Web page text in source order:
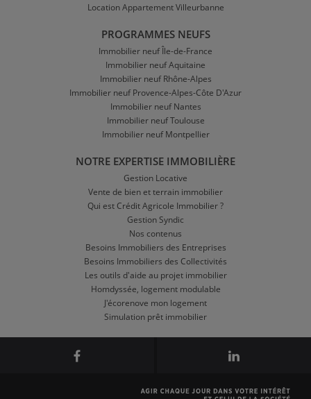
Location Appartement Villeurbanne
PROGRAMMES NEUFS
Immobilier neuf Île-de-France
Immobilier neuf Aquitaine
Immobilier neuf Rhône-Alpes
Immobilier neuf Provence-Alpes-Côte D'Azur
Immobilier neuf Nantes
Immobilier neuf Toulouse
Immobilier neuf Montpellier
NOTRE EXPERTISE IMMOBILIÈRE
Gestion Locative
Vente de bien et terrain immobilier
Qui est Crédit Agricole Immobilier ?
Gestion Syndic
Nos contenus
Besoins Immobiliers des Entreprises
Besoins Immobiliers des Collectivités
Les outils d'aide au projet immobilier
Homdyssée, logement modulable
J'écorenove mon logement
Simulation prêt immobilier